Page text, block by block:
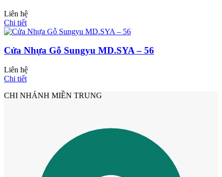
Liên hệ
Chi tiết
Cửa Nhựa Gỗ Sungyu MD.SYA – 56
Liên hệ
Chi tiết
CHI NHÁNH MIỀN TRUNG